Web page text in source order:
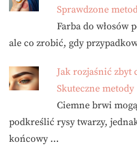
Sprawdzone
Farba do włosów
ale co zrobić, gdy
Jak rozjaśnić zbyt
Skuteczne metody
Ciemne brwi
podkreślić rysy twarzy,
końcowy …